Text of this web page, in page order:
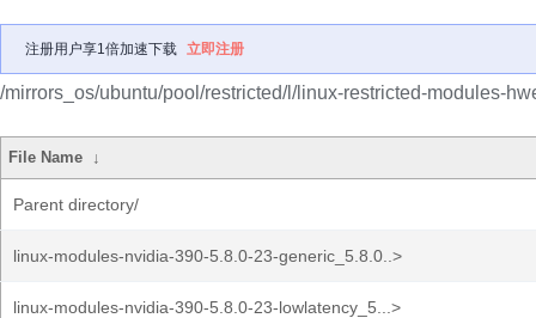
注册用户享1倍加速下载 立即注册
/mirrors_os/ubuntu/pool/restricted/l/linux-restricted-modules-
File Name ↓
Parent directory/
linux-modules-nvidia-390-5.8.0-23-generic_5.8.0..>
linux-modules-nvidia-390-5.8.0-23-lowlatency_5...>